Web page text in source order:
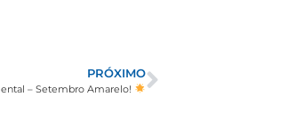
PRÓXIMO
– Setembro Amarelo!